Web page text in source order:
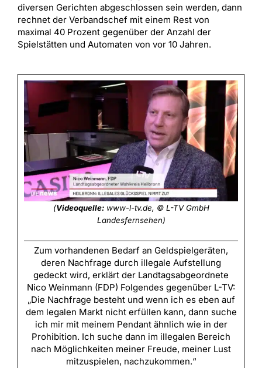
diversen Gerichten abgeschlossen sein werden, dann
rechnet der Verbandschef mit einem Rest von
maximal 40 Prozent gegenüber der Anzahl der
Spielstätten und Automaten von vor 10 Jahren.
(Videoquelle:www-l-tv.de, © L-TV GmbH
Landesfernsehen)
Zum vorhandenen Bedarf an Geldspielgeräten,
deren Nachfrage durch illegale Aufstellung
gedeckt wird, erklärt der Landtagsabgeordnete
Nico Weinmann (FDP) Folgendes gegenüber L-TV:
„Die Nachfrage besteht und wenn ich es eben auf
dem legalen Markt nicht erfüllen kann, dann suche
ich mir mit meinem Pendant ähnlich wie in der
Prohibition. Ich suche dann im illegalen Bereich
nach Möglichkeiten meiner Freude, meiner Lust
mitzuspielen, nachzukommen.“